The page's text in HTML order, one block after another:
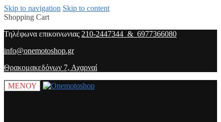
Skip to navigation Skip to content
Shopping Cart
Τηλέφωνα επικοινωνιας 210-2447344 & 6977366080
info@onemotoshop.gr
Θρακομακεδόνων 7, Αχαρναί
ΜΕΝΟΥ